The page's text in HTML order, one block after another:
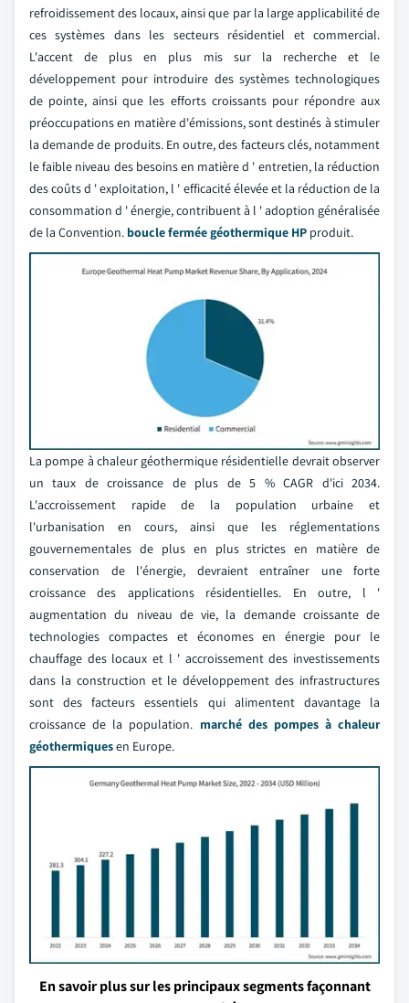
refroidissement des locaux, ainsi que par la large applicabilité de
ces systèmes dans les secteurs résidentiel et commercial.
L'accent de plus en plus mis sur la recherche et le
développement pour introduire des systèmes technologiques
de pointe, ainsi que les efforts croissants pour répondre aux
préoccupations en matière d'émissions, sont destinés à stimuler
la demande de produits. En outre, des facteurs clés, notamment
le faible niveau des besoins en matière d ' entretien, la réduction
des coûts d ' exploitation, l ' efficacité élevée et la réduction de la
consommation d ' énergie, contribuent à l ' adoption généralisée
de la Convention. boucle fermée géothermique HP produit.
La pompe à chaleur géothermique résidentielle devrait observer
un taux de croissance de plus de 5 % CAGR d'ici 2034.
L'accroissement rapide de la population urbaine et
l'urbanisation en cours, ainsi que les réglementations
gouvernementales de plus en plus strictes en matière de
conservation de l'énergie, devraient entraîner une forte
croissance des applications résidentielles. En outre, l '
augmentation du niveau de vie, la demande croissante de
technologies compactes et économes en énergie pour le
chauffage des locaux et l ' accroissement des investissements
dans la construction et le développement des infrastructures
sont des facteurs essentiels qui alimentent davantage la
croissance de la population. marché des pompes à chaleur
géothermiquesen Europe.
En savoir plus sur les principaux segments façonnant